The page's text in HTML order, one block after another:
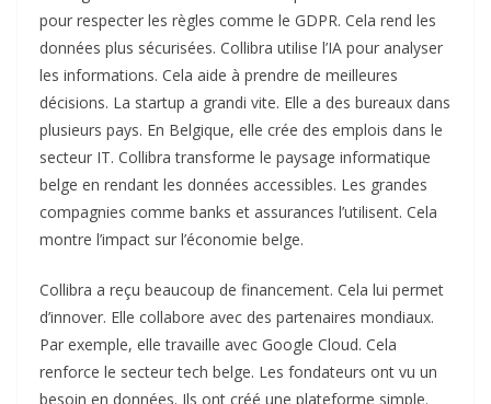
pour respecter les règles comme le GDPR. Cela rend les
données plus sécurisées. Collibra utilise l’IA pour analyser
les informations. Cela aide à prendre de meilleures
décisions. La startup a grandi vite. Elle a des bureaux dans
plusieurs pays. En Belgique, elle crée des emplois dans le
secteur IT. Collibra transforme le paysage informatique
belge en rendant les données accessibles. Les grandes
compagnies comme banks et assurances l’utilisent. Cela
montre l’impact sur l’économie belge.
Collibra a reçu beaucoup de financement. Cela lui permet
d’innover. Elle collabore avec des partenaires mondiaux.
Par exemple, elle travaille avec Google Cloud. Cela
renforce le secteur tech belge. Les fondateurs ont vu un
besoin en données. Ils ont créé une plateforme simple.